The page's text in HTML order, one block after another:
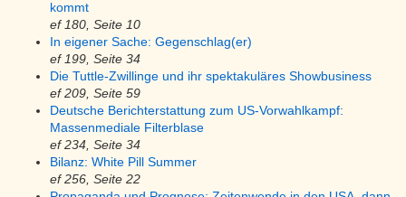
kommt
ef 180, Seite 10
In eigener Sache: Gegenschlag(er)
ef 199, Seite 34
Die Tuttle-Zwillinge und ihr spektakuläres Showbusiness
ef 209, Seite 59
Deutsche Berichterstattung zum US-Vorwahlkampf:
Massenmediale Filterblase
ef 234, Seite 34
Bilanz: White Pill Summer
ef 256, Seite 22